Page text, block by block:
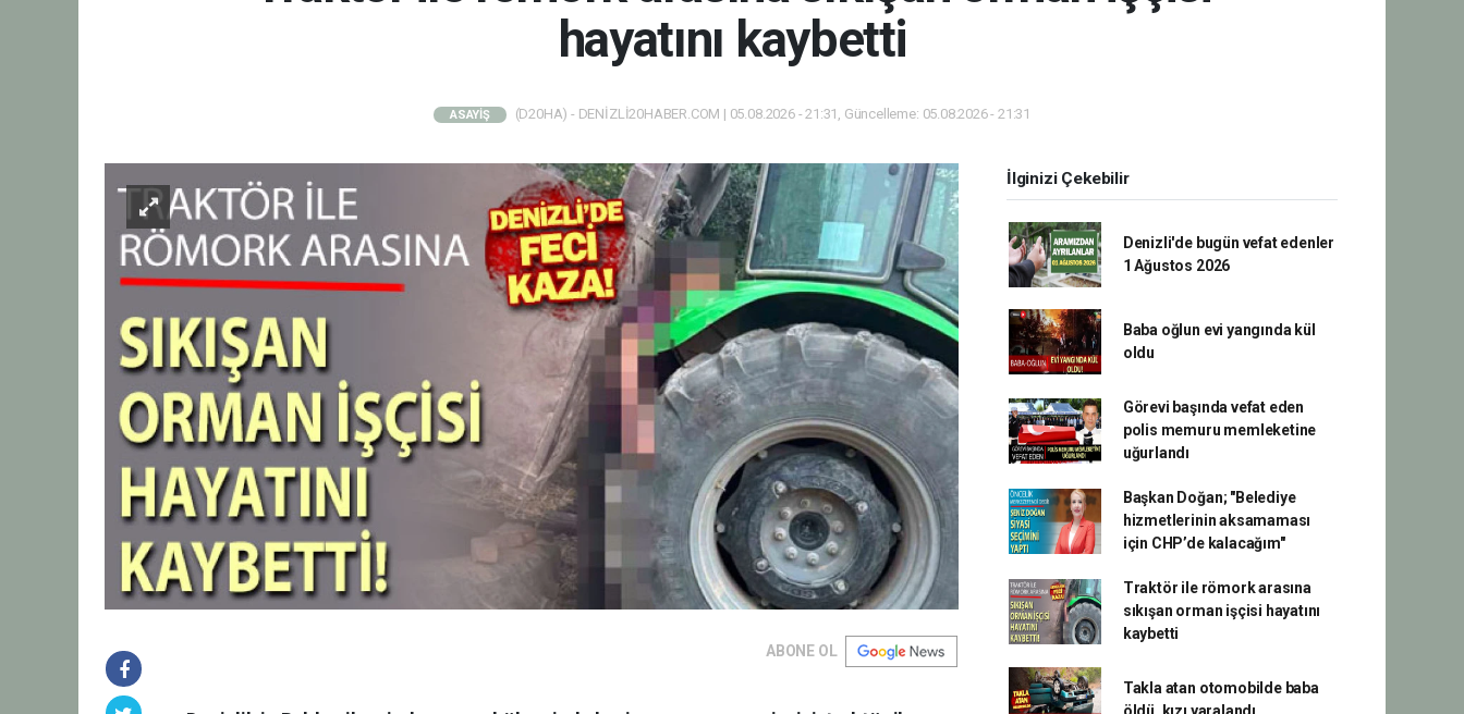
hayatını kaybetti
ASAYİŞ (D20HA) - DENİZLİ20HABER.COM | 05.08.2026 - 21:31, Güncelleme: 05.08.2026 - 21:31
ABONE OL
İlginizi Çekebilir
Denizli'de bugün vefat edenler
1 Ağustos 2026
Baba oğlun evi yangında kül
oldu
Görevi başında vefat eden
polis memuru memleketine
uğurlandı
Başkan Doğan; "Belediye
hizmetlerinin aksamaması
için CHP’de kalacağım"
Traktör ile römork arasına
sıkışan orman işçisi hayatını
kaybetti
Takla atan otomobilde baba